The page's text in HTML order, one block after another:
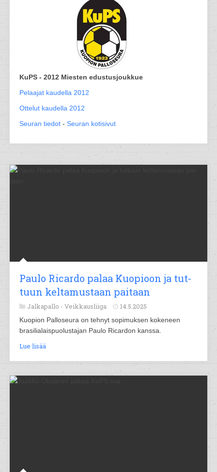
KuPS - 2012 Miesten edustusjoukkue
Pelaajat kaudella 2012
Ottelut kaudella 2012
Seuran tiedot - Seuran kotisivut
Pau­lo Ri­car­do pa­laa Kuo­pioon ja tut­
tuun kel­ta­mus­taan pai­taan
Jalkapallo - Veikkausliiga 14.5.2025
Kuopion Palloseura on tehnyt sopimuksen kokeneen
brasilialaispuolustajan Paulo Ricardon kanssa.
Lue lisää